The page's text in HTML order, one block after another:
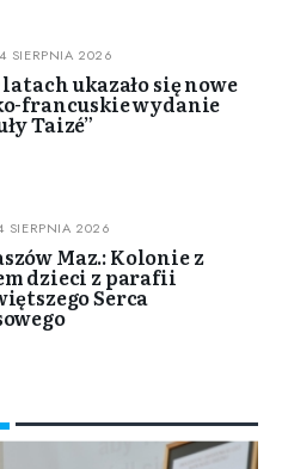
SIERPNIA 2026
latach ukazało się nowe
francuskie wydanie
Taizé”
SIERPNIA 2026
Maz.: Kolonie z
dzieci z parafii
Serca